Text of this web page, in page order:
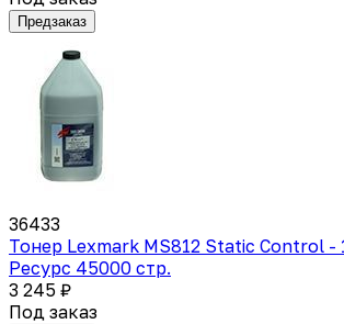
Предзаказ
36433
Тонер Lexmark MS812 Static Control -
Ресурс 45000 стр.
3 245 ₽
Под заказ